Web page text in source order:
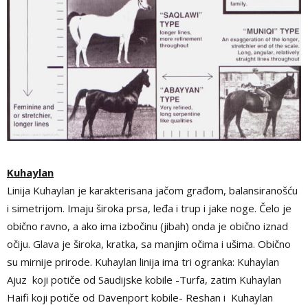
Kuhaylan
Linija Kuhaylan je karakterisana jačom građom, balansiranošću
i simetrijom. Imaju široka prsa, leđa i trup i jake noge. Čelo je
obično ravno, a ako ima izbočinu (jibah) onda je obično iznad
očiju. Glava je široka, kratka, sa manjim očima i ušima. Obično
su mirnije prirode. Kuhaylan linija ima tri ogranka: Kuhaylan
Ajuz koji potiče od Saudijske kobile -Turfa, zatim Kuhaylan
Haifi koji potiče od Davenport kobile- Reshan i Kuhaylan